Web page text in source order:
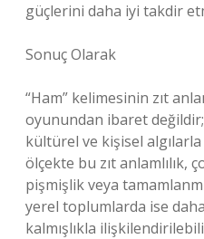
güçlerini daha iyi takdir
Sonuç Olarak
“Ham” kelimesinin zıt
oyunundan ibaret
kültürel ve kişisel algılarla
ölçekte bu zıt anlamlılık,
pişmişlik veya
yerel toplumlarda ise
kalmışlıkla